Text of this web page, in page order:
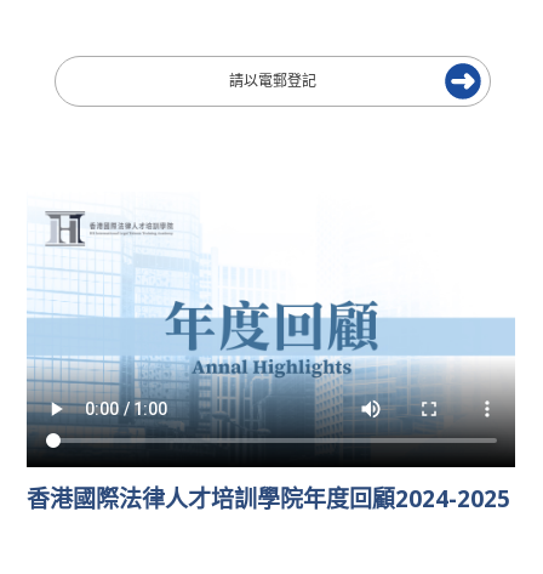
香港國際法律人才培訓學院年度回顧2024-2025